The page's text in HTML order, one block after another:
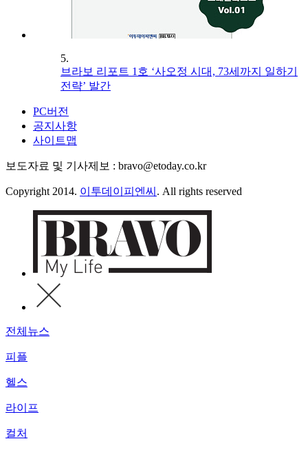
5.
브라보 리포트 1호 ‘사오정 시대, 73세까지 일하기
전략’ 발간
PC버전
공지사항
사이트맵
보도자료 및 기사제보 : bravo@etoday.co.kr
Copyright 2014. 이투데이피엔씨 . All rights reserved
전체뉴스
피플
헬스
라이프
컬처